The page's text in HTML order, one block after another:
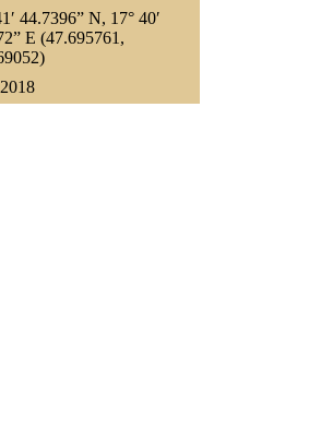
44.7396” N, 17° 40′
E (47.695761,